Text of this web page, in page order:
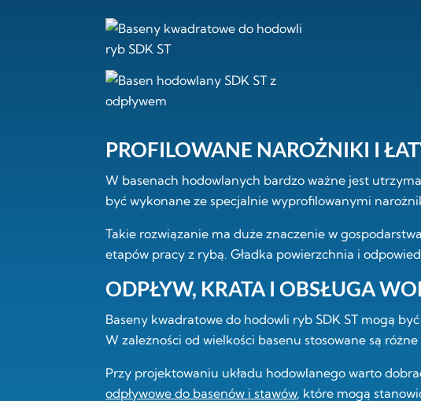
PROFILOWANE NAROŻNIKI I
W basenach hodowlanych bardzo ważne jest
być wykonane ze specjalnie wyprofilowanymi
Takie rozwiązanie ma duże znaczenie w
etapów pracy z rybą. Gładka powierzchnia i
ODPŁYW, KRATA I OBSŁUGA
Baseny kwadratowe do hodowli ryb SDK ST mogą
W zależności od wielkości basenu stosowane są
Przy projektowaniu układu hodowlanego warto
odpływowe do basenów i stawów, które mogą